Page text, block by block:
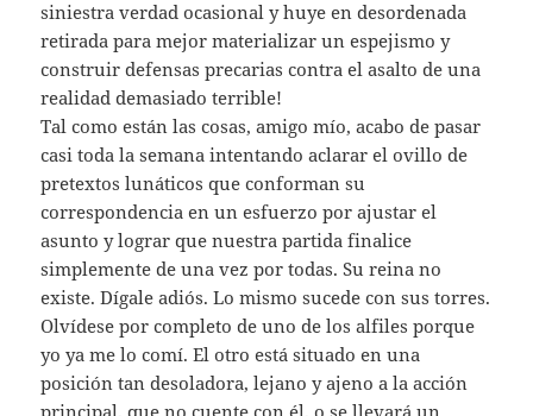
siniestra verdad ocasional y huye en desordenada
retirada para mejor materializar un espejismo y
construir defensas precarias contra el asalto de una
realidad demasiado terrible!
Tal como están las cosas, amigo mío, acabo de pasar
casi toda la semana intentando aclarar el ovillo de
pretextos lunáticos que conforman su
correspondencia en un esfuerzo por ajustar el
asunto y lograr que nuestra partida finalice
simplemente de una vez por todas. Su reina no
existe. Dígale adiós. Lo mismo sucede con sus torres.
Olvídese por completo de uno de los alfiles porque
yo ya me lo comí. El otro está situado en una
posición tan desoladora, lejano y ajeno a la acción